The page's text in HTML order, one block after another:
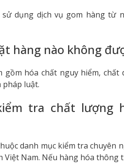
dụng dịch vụ gom hàng từ
hàng nào không
gồm hóa chất nguy hiểm,
pháp luật.
tra chất lượng
danh mục kiểm tra chuyên
Việt Nam. Nếu hàng hóa thông